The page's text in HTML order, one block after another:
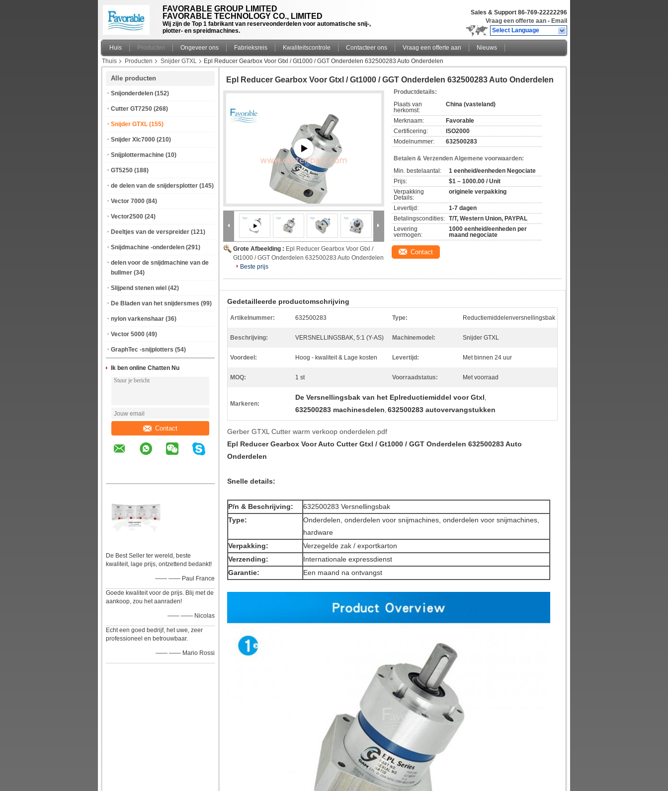
FAVORABLE GROUP LIMITED
FAVORABLE TECHNOLOGY CO., LIMITED
Wij zijn de Top 1 fabrikant van reserveonderdelen voor automatische snij-,
plotter- en spreidmachines.
Sales & Support 86-769-22222296
Vraag een offerte aan - Email
Select Language
Huis Producten Ongeveer ons Fabrieksreis Kwaliteitscontrole Contacteer ons Vraag een offerte aan
Nieuws
Thuis
Producten Snijder GTXL Epl Reducer Gearbox Voor Gtxl / Gt1000 / GGT Onderdelen 632500283 Auto Onderdelen
Alle producten
Snijonderdelen (152)
Cutter GT7250 (268)
Snijder GTXL (155)
Snijder Xlc7000 (210)
Snijplottermachine (10)
GT5250 (188)
de delen van de snijdersplotter (145)
Vector 7000 (84)
Vector2500 (24)
Deeltjes van de verspreider (121)
Snijdmachine -onderdelen (291)
delen voor de snijdmachine van de
bullmer (34)
Slijpend stenen wiel (42)
De Bladen van het snijdersmes (99)
nylon varkenshaar (36)
Vector 5000 (49)
GraphTec -snijplotters (54)
Ik ben online Chatten Nu
Contact
De Best Seller ter wereld, beste
kwaliteit, lage prijs, ontzettend bedankt!
—— —— Paul France
Goede kwaliteit voor de prijs. Blij met de
aankoop, zou het aanraden!
—— —— Nicolas
Echt een goed bedrijf, het uwe, zeer
professioneel en betrouwbaar.
—— —— Mario Rossi
Epl Reducer Gearbox Voor Gtxl / Gt1000 / GGT Onderdelen 632500283 Auto Onderdelen
Grote Afbeelding : Epl Reducer Gearbox Voor Gtxl /
Gt1000 / GGT Onderdelen 632500283 Auto Onderdelen
Beste prijs
Productdetails:
Plaats van
herkomst:
China (vasteland)
Merknaam:
Favorable
Certificering:
ISO2000
Modelnummer:
632500283
Betalen & Verzenden Algemene voorwaarden:
Min. bestelaantal:
1 eenheid/eenheden Negociate
Prijs:
$1 – 1000.00 / Unit
Verpakking
Details:
originele verpakking
Levertijd:
1-7 dagen
Betalingscondities: T/T, Western Union, PAYPAL
Levering
vermogen:
1000 eenheid/eenheden per
maand negociate
Contact
Gedetailleerde productomschrijving
Artikelnummer: 632500283 Type: Reductiemiddelenversnellingsbak
Beschrijving: VERSNELLINGSBAK, 5:1 (Y-AS) Machinemodel: Snijder GTXL
Voordeel: Hoog - kwaliteit & Lage kosten Levertijd: Met binnen 24 uur
MOQ: 1 st Voorraadstatus: Met voorraad
Markeren:
De Versnellingsbak van het Eplreductiemiddel voor Gtxl,
632500283 machinesdelen, 632500283 autovervangstukken
Gerber GTXL Cutter warm verkoop onderdelen.pdf
Epl Reducer Gearbox Voor Auto Cutter Gtxl / Gt1000 / GGT Onderdelen 632500283 Auto
Onderdelen
Snelle details:
P/n & Beschrijving:
632500283 Versnellingsbak
Type:
Onderdelen, onderdelen voor snijmachines, onderdelen voor snijmachines,
hardware
Verpakking:
Verzegelde zak / exportkarton
Verzending:
Internationale expressdienst
Garantie:
Een maand na ontvangst